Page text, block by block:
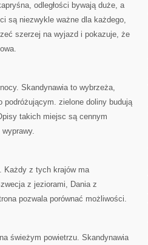
odległości bywają duże, a
są niezwykle ważne dla każdego,
szerzej na wyjazd i pokazuje, że
Skandynawia to wybrzeża,
zielone doliny budują
takich miejsc są cennym
Każdy z tych krajów ma
z jeziorami, Dania z
pozwala porównać możliwości.
świeżym powietrzu. Skandynawia